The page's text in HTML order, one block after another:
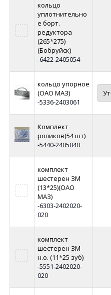
кольцо
уплотнительно
е борт.
редуктора
(265*275)
(Бобруйск)
-6422-2405054
кольцо упорное
(ОАО МАЗ)
-5336-2403061
Комплект
роликов(54 шт)
-5440-2405040
комплект
шестерен ЗМ
(13*25)(ОАО
МАЗ)
-6303-2402020-
020
комплект
шестерен ЗМ
н.о. (11*25 зуб)
-5551-2402020-
020